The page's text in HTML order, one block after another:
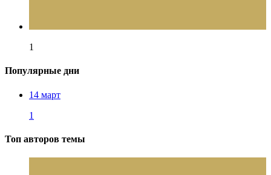
1
Популярные дни
14 март
1
Топ авторов темы